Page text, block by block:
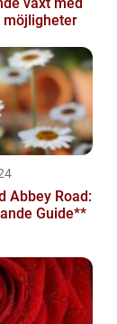
möjligheter
Abbey Road:
Guide**